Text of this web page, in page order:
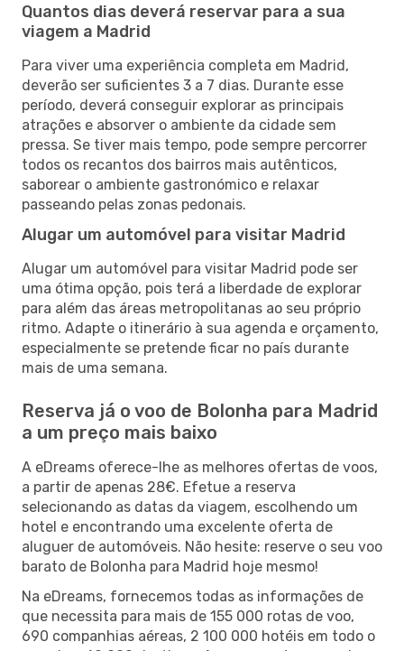
Quantos dias deverá reservar para a sua
viagem a Madrid
Para viver uma experiência completa em Madrid,
deverão ser suficientes 3 a 7 dias. Durante esse
período, deverá conseguir explorar as principais
atrações e absorver o ambiente da cidade sem
pressa. Se tiver mais tempo, pode sempre percorrer
todos os recantos dos bairros mais autênticos,
saborear o ambiente gastronómico e relaxar
passeando pelas zonas pedonais.
Alugar um automóvel para visitar Madrid
Alugar um automóvel para visitar Madrid pode ser
uma ótima opção, pois terá a liberdade de explorar
para além das áreas metropolitanas ao seu próprio
ritmo. Adapte o itinerário à sua agenda e orçamento,
especialmente se pretende ficar no país durante
mais de uma semana.
Reserva já o voo de Bolonha para Madrid
a um preço mais baixo
A eDreams oferece-lhe as melhores ofertas de voos,
a partir de apenas 28€. Efetue a reserva
selecionando as datas da viagem, escolhendo um
hotel e encontrando uma excelente oferta de
aluguer de automóveis. Não hesite: reserve o seu voo
barato de Bolonha para Madrid hoje mesmo!
Na eDreams, fornecemos todas as informações de
que necessita para mais de 155 000 rotas de voo,
690 companhias aéreas, 2 100 000 hotéis em todo o